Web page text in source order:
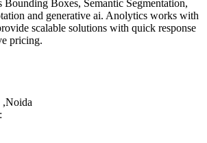
Boxes, Semantic Segmentation,
and generative ai. Anolytics works with
scalable solutions with quick response
pricing.